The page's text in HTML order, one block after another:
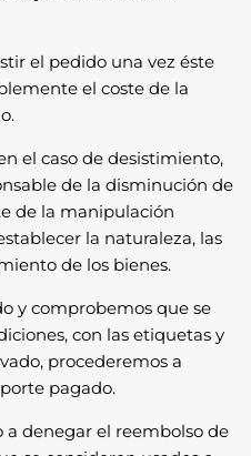
el pedido una vez éste
el coste de la
el caso de desistimiento,
de la disminución de
de la manipulación
la naturaleza, las
de los bienes.
y comprobemos que se
con las etiquetas y
procederemos a
pagado.
a denegar el reembolso de